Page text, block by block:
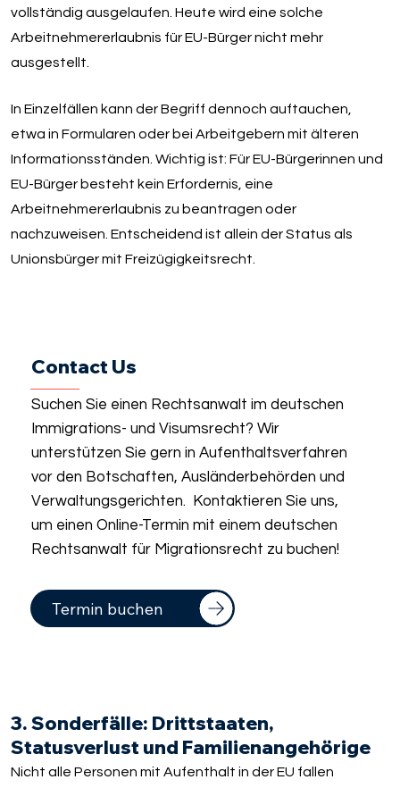
vollständig ausgelaufen. Heute wird eine solche
Arbeitnehmererlaubnis für EU-Bürger nicht mehr
ausgestellt.
In Einzelfällen kann der Begriff dennoch auftauchen,
etwa in Formularen oder bei Arbeitgebern mit älteren
Informationsständen. Wichtig ist: Für EU-Bürgerinnen und
EU-Bürger besteht kein Erfordernis, eine
Arbeitnehmererlaubnis zu beantragen oder
nachzuweisen. Entscheidend ist allein der Status als
Unionsbürger mit Freizügigkeitsrecht.
Contact Us
Suchen Sie einen Rechtsanwalt im deutschen
Immigrations- und Visumsrecht? Wir
unterstützen Sie gern in Aufenthaltsverfahren
vor den Botschaften, Ausländerbehörden und
Verwaltungsgerichten. Kontaktieren Sie uns,
um einen Online-Termin mit einem deutschen
Rechtsanwalt für Migrationsrecht zu buchen!
Termin buchen
3. Sonderfälle: Drittstaaten,
Statusverlust und Familienangehörige
Nicht alle Personen mit Aufenthalt in der EU fallen